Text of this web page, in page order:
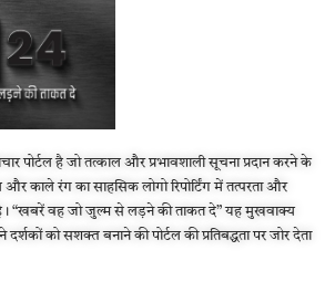
पोर्टल है जो तत्काल और प्रभावशाली सूचना प्रदान करने के
काले रंग का साहसिक लोगो रिपोर्टिंग में तत्परता और
है। “खबरें वह जो जुल्म से लड़ने की ताकत दे” यह मुखवाक्य
को सशक्त बनाने की पोर्टल की प्रतिबद्धता पर जोर देता